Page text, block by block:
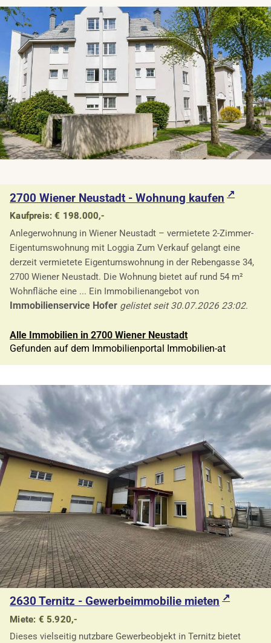
2700 Wiener Neustadt - Wohnung kaufen
Kaufpreis: € 198.000,-
Anlegerwohnung in Wiener Neustadt – vermietete 2-Zimmer-
Eigentumswohnung mit Loggia Zum Verkauf gelangt eine
derzeit vermietete Eigentumswohnung in der Rebengasse 34,
2700 Wiener Neustadt. Die Wohnung bietet auf rund 54 m²
Wohnfläche eine ... Ein Immobilienangebot von
Immobilienservice Hofer gelistet seit 30.07.2026 23:02.
Alle Immobilien in 2700 Wiener Neustadt
Gefunden auf dem Immobilienportal Immobilien-at
2630 Ternitz - Gewerbeimmobilie mieten
Miete: € 5.920,-
Dieses vielseitig nutzbare Gewerbeobjekt in Ternitz bietet